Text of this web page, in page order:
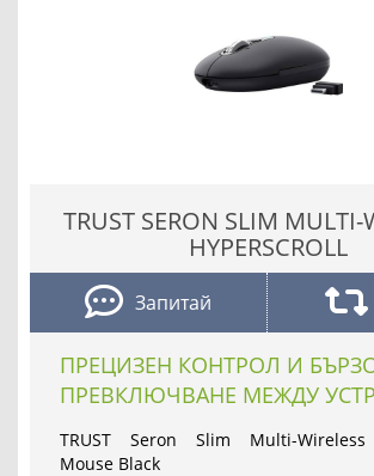
TRUST SERON SLIM MULTI-
HYPERSCROLL
Запитай
ПРЕЦИЗЕН КОНТРОЛ И
ПРЕВКЛЮЧВАНЕ МЕЖДУ
TRUST Seron Slim Multi-Wireless
Mouse Black